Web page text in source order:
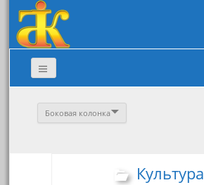
Боковая колонка
Культура